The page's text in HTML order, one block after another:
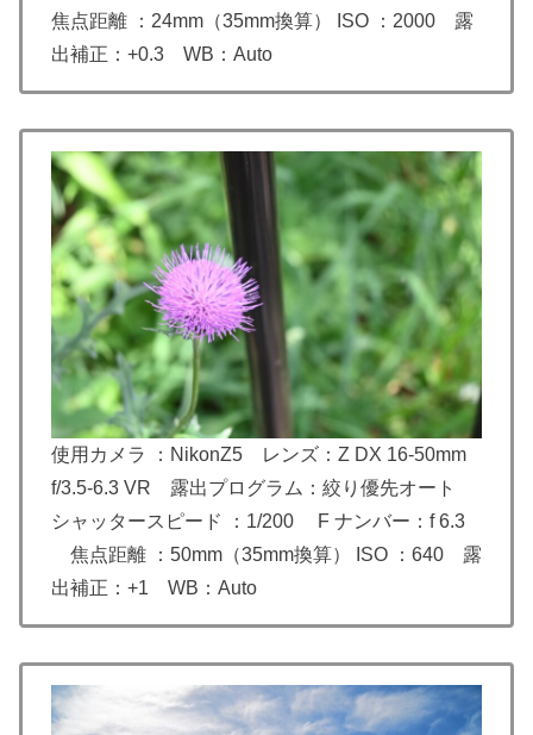
焦点距離 ：24mm（35mm換算） ISO ：2000 露
出補正：+0.3 WB：Auto
使用カメラ ：NikonZ5 レンズ： Z DX 16-50mm
f/3.5-6.3 VR 露出プログラム：絞り優先オート
シャッタースピード ：1/200 F ナンバー：f 6.3
焦点距離 ：50mm（35mm換算） ISO ：640 露
出補正：+1 WB：Auto